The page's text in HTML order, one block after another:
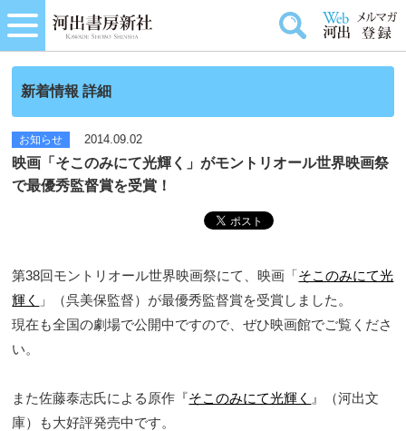
新着情報 詳細
お知らせ 2014.09.02
映画「そこのみにて光輝く」がモントリオール世界映画祭
で最優秀監督賞を受賞！
第38回モントリオール世界映画祭にて、映画「そこのみにて光
輝く 」（呉美保監督）が最優秀監督賞を受賞しました。
現在も全国の劇場で公開中ですので、ぜひ映画館でご覧くださ
い。
また佐藤泰志氏による原作『そこのみにて光輝く 』（河出文
庫）も大好評発売中です。